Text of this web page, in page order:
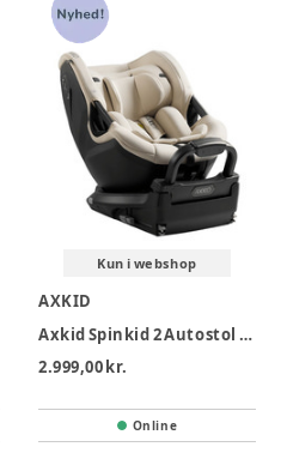
Kun i webshop
AXKID
Axkid Spinkid 2 Autostol - Driftwood Beige
2.999,00 kr.
Online